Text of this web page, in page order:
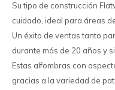
Su tipo de construcción
cuidado, ideal para áreas
Un éxito de ventas tanto
durante más de 20 años y
Estas alfombras con
gracias a la variedad de